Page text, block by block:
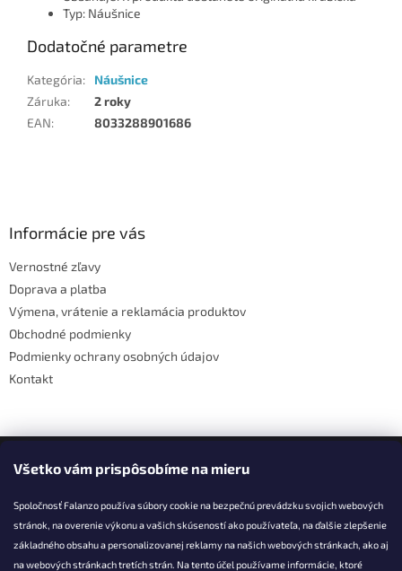
Všetko vám prispôsobíme na mieru
Spoločnosť Falanzo používa súbory cookie na bezpečnú prevádzku svojich webových
stránok, na overenie výkonu a vašich skúseností ako používateľa, na ďalšie zlepšenie
základného obsahu a personalizovanej reklamy na našich webových stránkach, ako aj
na webových stránkach tretích strán. Na tento účel používame informácie, ktoré
Typ: Náušnice
Dodatočné parametre
Kategória:
Náušnice
Záruka:
2 roky
EAN: 8033288901686
Informácie pre vás
Vernostné zľavy
Doprava a platba
Výmena, vrátenie a reklamácia produktov
Obchodné podmienky
Podmienky ochrany osobných údajov
Kontakt
Facebook
KONTAKT